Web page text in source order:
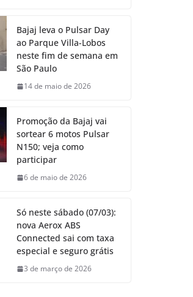
Bajaj leva o Pulsar Day
ao Parque Villa-Lobos
neste fim de semana em
São Paulo
14 de maio de 2026
Promoção da Bajaj vai
sortear 6 motos Pulsar
N150; veja como
participar
6 de maio de 2026
Só neste sábado (07/03):
nova Aerox ABS
Connected sai com taxa
especial e seguro grátis
3 de março de 2026